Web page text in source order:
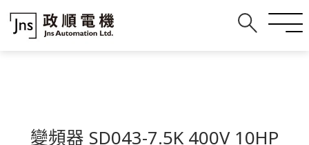
變頻器 SD043-7.5K 400V 10HP